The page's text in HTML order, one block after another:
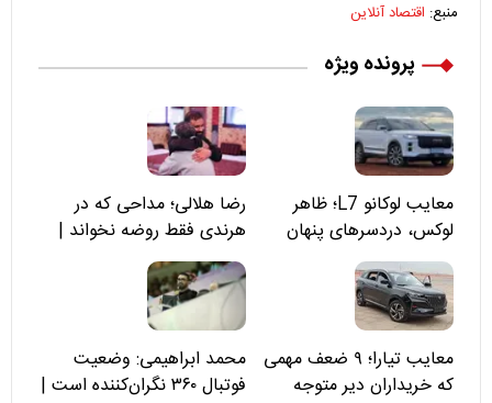
منبع: اقتصاد آنلاین
پرونده ویژه
معایب لوکانو L7؛ ظاهر
لوکس، دردسرهای پنهان
رضا هلالی؛ مداحی که در
هرندی فقط روضه نخواند |
مسئولان «تکیه‌گاه آقا مرتضی
علی(ع)» را جدی‌تر ببینند
معایب تیارا؛ ۹ ضعف مهمی
که خریداران دیر متوجه
محمد ابراهیمی: وضعیت
فوتبال ۳۶۰ نگران‌کننده است |